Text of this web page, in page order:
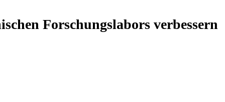
Forschungslabors verbessern